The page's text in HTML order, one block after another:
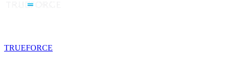
TRUEFORCE